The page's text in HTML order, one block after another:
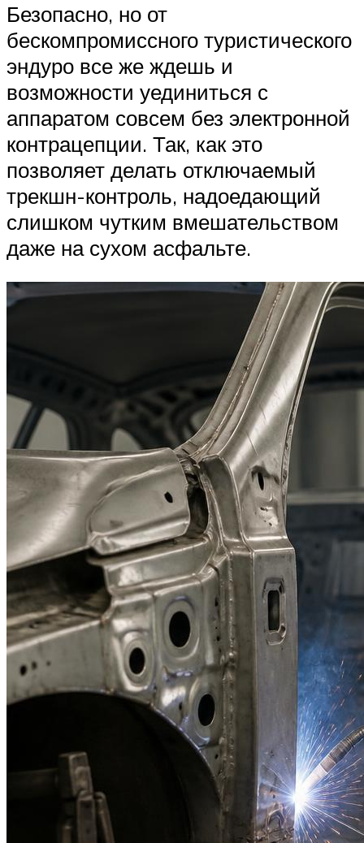
Безопасно, но от
бескомпромиссного туристического
эндуро все же ждешь и
возможности уединиться с
аппаратом совсем без электронной
контрацепции. Так, как это
позволяет делать отключаемый
трекшн-контроль, надоедающий
слишком чутким вмешательством
даже на сухом асфальте.